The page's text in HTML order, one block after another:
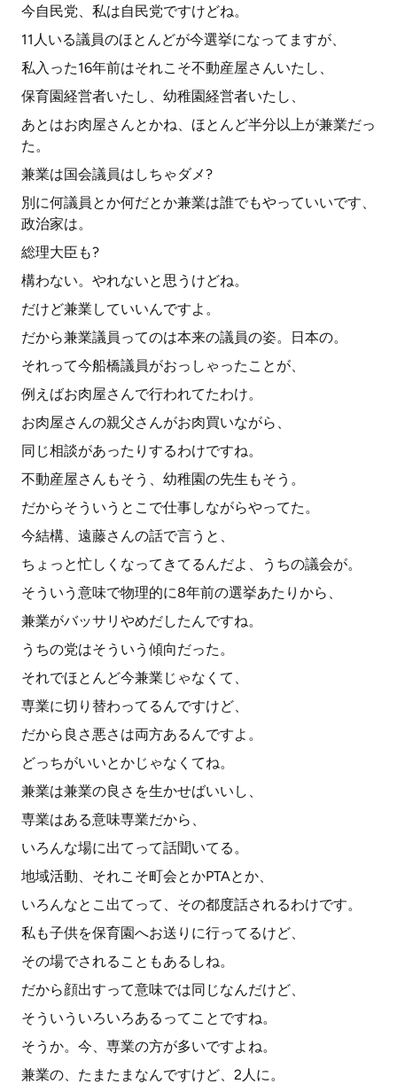
今自民党、私は自民党ですけどね。
11人いる議員のほとんどが今選挙になってますが、
私入った16年前はそれこそ不動産屋さんいたし、
保育園経営者いたし、幼稚園経営者いたし、
あとはお肉屋さんとかね、ほとんど半分以上が兼業だっ
た。
兼業は国会議員はしちゃダメ?
別に何議員とか何だとか兼業は誰でもやっていいです、
政治家は。
総理大臣も?
構わない。やれないと思うけどね。
だけど兼業していいんですよ。
だから兼業議員ってのは本来の議員の姿。日本の。
それって今船橋議員がおっしゃったことが、
例えばお肉屋さんで行われてたわけ。
お肉屋さんの親父さんがお肉買いながら、
同じ相談があったりするわけですね。
不動産屋さんもそう、幼稚園の先生もそう。
だからそういうとこで仕事しながらやってた。
今結構、遠藤さんの話で言うと、
ちょっと忙しくなってきてるんだよ、うちの議会が。
そういう意味で物理的に8年前の選挙あたりから、
兼業がバッサリやめだしたんですね。
うちの党はそういう傾向だった。
それでほとんど今兼業じゃなくて、
専業に切り替わってるんですけど、
だから良さ悪さは両方あるんですよ。
どっちがいいとかじゃなくてね。
兼業は兼業の良さを生かせばいいし、
専業はある意味専業だから、
いろんな場に出てって話聞いてる。
地域活動、それこそ町会とかPTAとか、
いろんなとこ出てって、その都度話されるわけです。
私も子供を保育園へお送りに行ってるけど、
その場でされることもあるしね。
だから顔出すって意味では同じなんだけど、
そういういろいろあるってことですね。
そうか。今、専業の方が多いですよね。
兼業の、たまたまなんですけど、2人に。